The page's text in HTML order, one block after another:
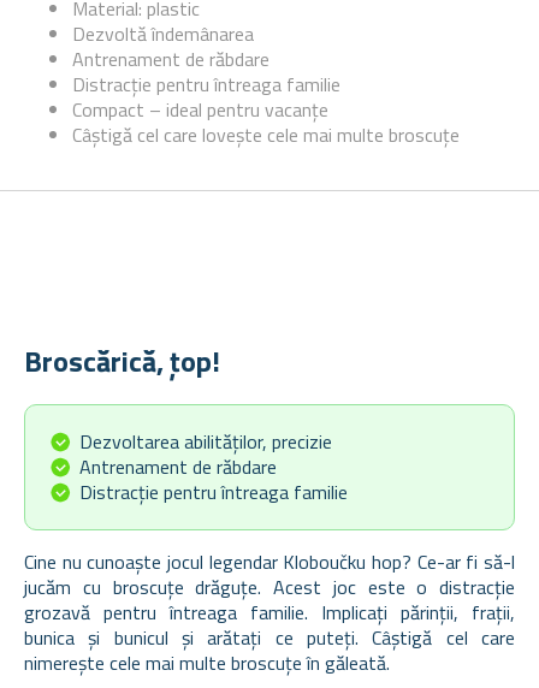
Material: plastic
Dezvoltă îndemânarea
Antrenament de răbdare
Distracție pentru întreaga familie
Compact – ideal pentru vacanțe
Câștigă cel care lovește cele mai multe broscuțe
Broscărică, țop!
Dezvoltarea abilităților, precizie
Antrenament de răbdare
Distracție pentru întreaga familie
Cine nu cunoaște jocul legendar Kloboučku hop? Ce-ar fi să-l
jucăm cu broscuțe drăguțe. Acest joc este o distracție
grozavă pentru întreaga familie. Implicați părinții, frații,
bunica și bunicul și arătați ce puteți. Câștigă cel care
nimerește cele mai multe broscuțe în găleată.